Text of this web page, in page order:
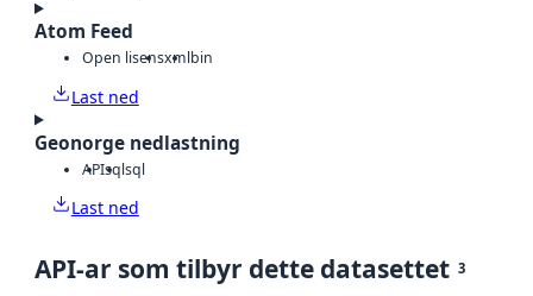
Atom Feed
Open lisensxmlbin
Last ned
Geonorge nedlastning
APIsqlsql
Last ned
API-ar som tilbyr dette datasettet 3